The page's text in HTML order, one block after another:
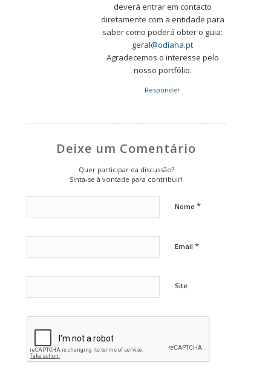
deverá entrar em contacto
diretamente com a entidade para
saber como poderá obter o guia:
geral@odiana.pt
Agradecemos o interesse pelo
nosso portfólio.
Responder
Deixe um Comentário
Quer participar da discussão?
Sinta-se à vontade para contribuir!
Nome *
Email *
Site